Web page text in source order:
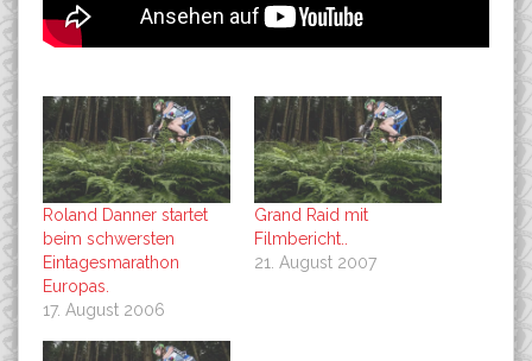
Roland Danner startet
beim schwersten
Eintagesmarathon
Europas.
17. August 2006
Grand Raid mit
Filmbericht..
21. August 2007